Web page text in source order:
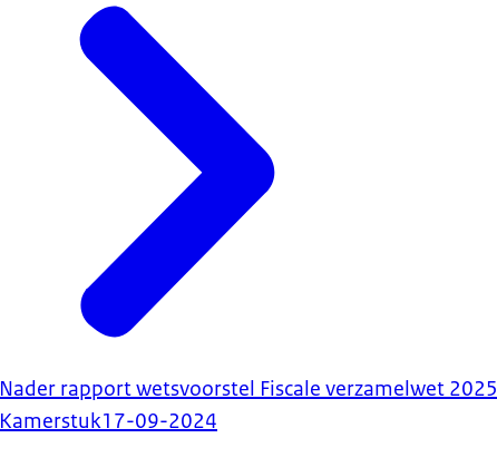
Nader rapport wetsvoorstel Fiscale verzamelwet 2025
Kamerstuk17-09-2024